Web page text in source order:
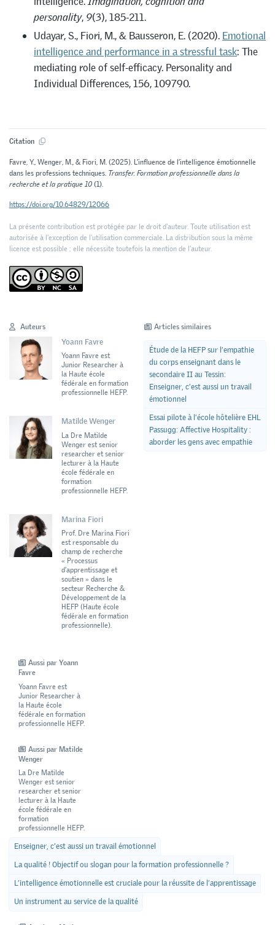
personality, 9(3), 185-211.
Udayar, S., Fiori, M., & Bausseron, E. (2020). Emotional
intelligence and performance in a stressful task: The
mediating role of self-efficacy. Personality and
Individual Differences, 156, 109790.
Citation
Favre, Y., Wenger, M., & Fiori, M. (2025). L’influence de l’intelligence émotionnelle
dans les professions techniques. Transfer. Formation professionnelle dans la
recherche et la pratique 10(1).
https://doi.org/10.64829/12066
La présente contribution est protégée par le droit d'auteur. Toute utilisation est
autorisée à l'exception de l'utilisation commerciale. La distribution sous la même
licence est possible ; elle nécessite toutefois la mention de l’auteur.
Auteurs
Yoann Favre
Yoann Favre est
Junior Researcher à
la Haute école
fédérale en formation
professionnelle HEFP.
Matilde Wenger
La Dre Matilde
Wenger est senior
researcher et senior
lecturer à la Haute
école fédérale en
formation
professionnelle HEFP.
Marina Fiori
Prof. Dre Marina Fiori
est responsable du
champ de recherche
« Processus
d’apprentissage et
soutien » dans le
secteur Recherche &
Développement de la
HEFP (Haute école
fédérale en formation
professionnelle).
Aussi par Yoann
Favre
Yoann Favre est
Junior Researcher à
la Haute école
fédérale en formation
professionnelle HEFP.
Aussi par Matilde
Wenger
La Dre Matilde
Wenger est senior
researcher et senior
lecturer à la Haute
école fédérale en
formation
professionnelle HEFP.
Enseigner, c’est aussi un travail émotionnel
La qualité ! Objectif ou slogan pour la formation professionnelle ?
L’intelligence émotionnelle est cruciale pour la réussite de l’apprentissage
Un instrument au service de la qualité
Articles similaires
Étude de la HEFP sur l’empathie
du corps enseignant dans le
secondaire II au Tessin:
Enseigner, c’est aussi un travail
émotionnel
Essai pilote à l’école hôtelière EHL
Passugg: Affective Hospitality :
aborder les gens avec empathie